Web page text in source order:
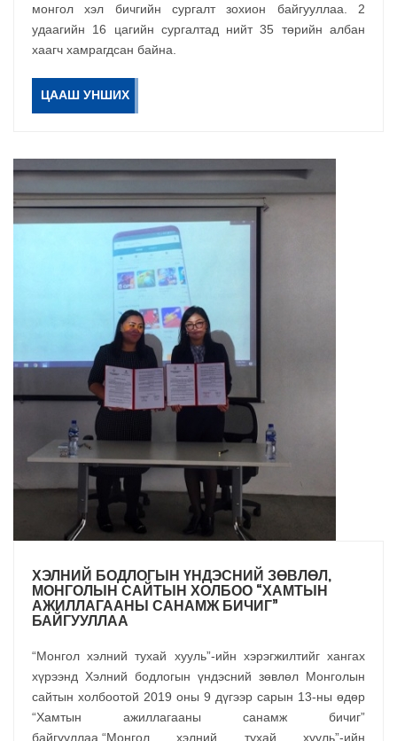
монгол хэл бичгийн сургалт зохион байгууллаа. 2
удаагийн 16 цагийн сургалтад нийт 35 төрийн албан
хаагч хамрагдсан байна.
ЦААШ УНШИХ
ХЭЛНИЙ БОДЛОГЫН ҮНДЭСНИЙ ЗӨВЛӨЛ,
МОНГОЛЫН САЙТЫН ХОЛБОО “ХАМТЫН
АЖИЛЛАГААНЫ САНАМЖ БИЧИГ”
БАЙГУУЛЛАА
“Монгол хэлний тухай хууль”-ийн хэрэгжилтийг хангах
хүрээнд Хэлний бодлогын үндэсний зөвлөл Монголын
сайтын холбоотой 2019 оны 9 дүгээр сарын 13-ны өдөр
“Хамтын ажиллагааны санамж бичиг”
байгууллаа.“Монгол хэлний тухай хууль”-ийн